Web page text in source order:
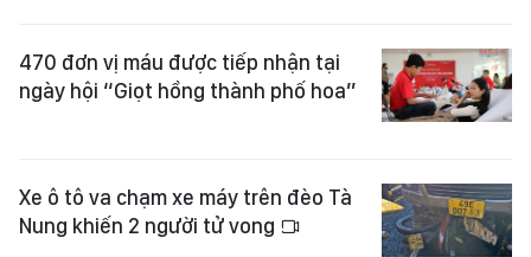
470 đơn vị máu được tiếp nhận tại
ngày hội “Giọt hồng thành phố hoa”
Xe ô tô va chạm xe máy trên đèo Tà
Nung khiến 2 người tử vong